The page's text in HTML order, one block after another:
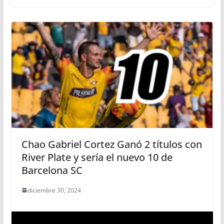
Chao Gabriel Cortez Ganó 2 títulos con
River Plate y sería el nuevo 10 de
Barcelona SC
diciembre 30, 2024